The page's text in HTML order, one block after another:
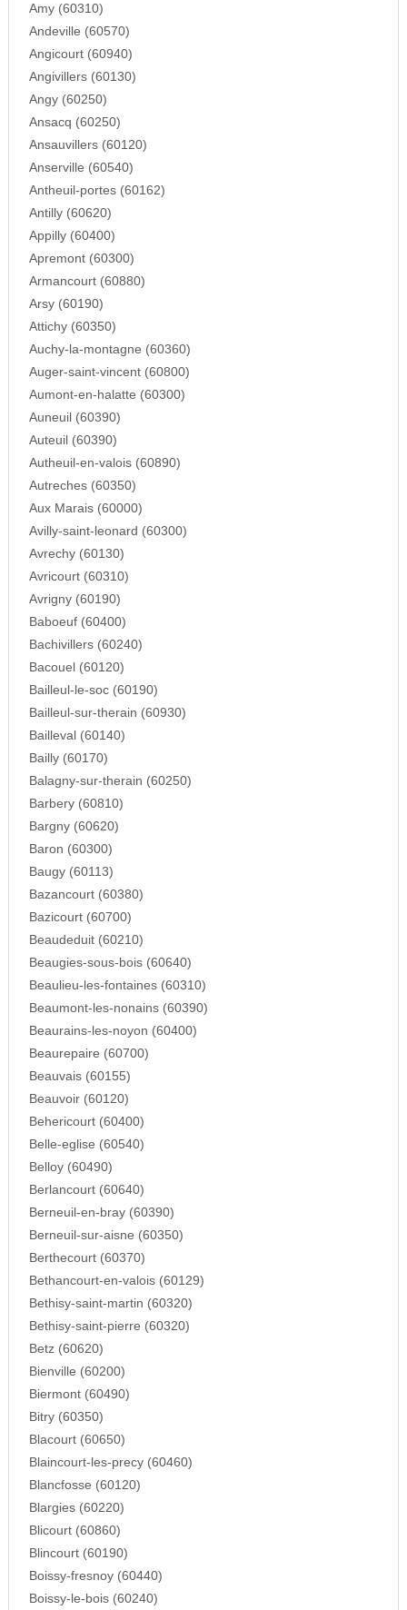
Amy (60310)
Andeville (60570)
Angicourt (60940)
Angivillers (60130)
Angy (60250)
Ansacq (60250)
Ansauvillers (60120)
Anserville (60540)
Antheuil-portes (60162)
Antilly (60620)
Appilly (60400)
Apremont (60300)
Armancourt (60880)
Arsy (60190)
Attichy (60350)
Auchy-la-montagne (60360)
Auger-saint-vincent (60800)
Aumont-en-halatte (60300)
Auneuil (60390)
Auteuil (60390)
Autheuil-en-valois (60890)
Autreches (60350)
Aux Marais (60000)
Avilly-saint-leonard (60300)
Avrechy (60130)
Avricourt (60310)
Avrigny (60190)
Baboeuf (60400)
Bachivillers (60240)
Bacouel (60120)
Bailleul-le-soc (60190)
Bailleul-sur-therain (60930)
Bailleval (60140)
Bailly (60170)
Balagny-sur-therain (60250)
Barbery (60810)
Bargny (60620)
Baron (60300)
Baugy (60113)
Bazancourt (60380)
Bazicourt (60700)
Beaudeduit (60210)
Beaugies-sous-bois (60640)
Beaulieu-les-fontaines (60310)
Beaumont-les-nonains (60390)
Beaurains-les-noyon (60400)
Beaurepaire (60700)
Beauvais (60155)
Beauvoir (60120)
Behericourt (60400)
Belle-eglise (60540)
Belloy (60490)
Berlancourt (60640)
Berneuil-en-bray (60390)
Berneuil-sur-aisne (60350)
Berthecourt (60370)
Bethancourt-en-valois (60129)
Bethisy-saint-martin (60320)
Bethisy-saint-pierre (60320)
Betz (60620)
Bienville (60200)
Biermont (60490)
Bitry (60350)
Blacourt (60650)
Blaincourt-les-precy (60460)
Blancfosse (60120)
Blargies (60220)
Blicourt (60860)
Blincourt (60190)
Boissy-fresnoy (60440)
Boissy-le-bois (60240)